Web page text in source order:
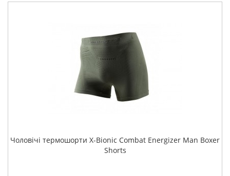
Чоловічі термошорти X-Bionic Combat Energizer Man Boxer
Shorts